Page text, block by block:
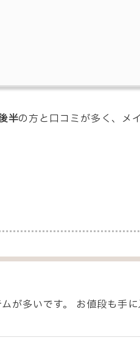
半の方と口コミが多く、メ
が多いです。 お値段も手